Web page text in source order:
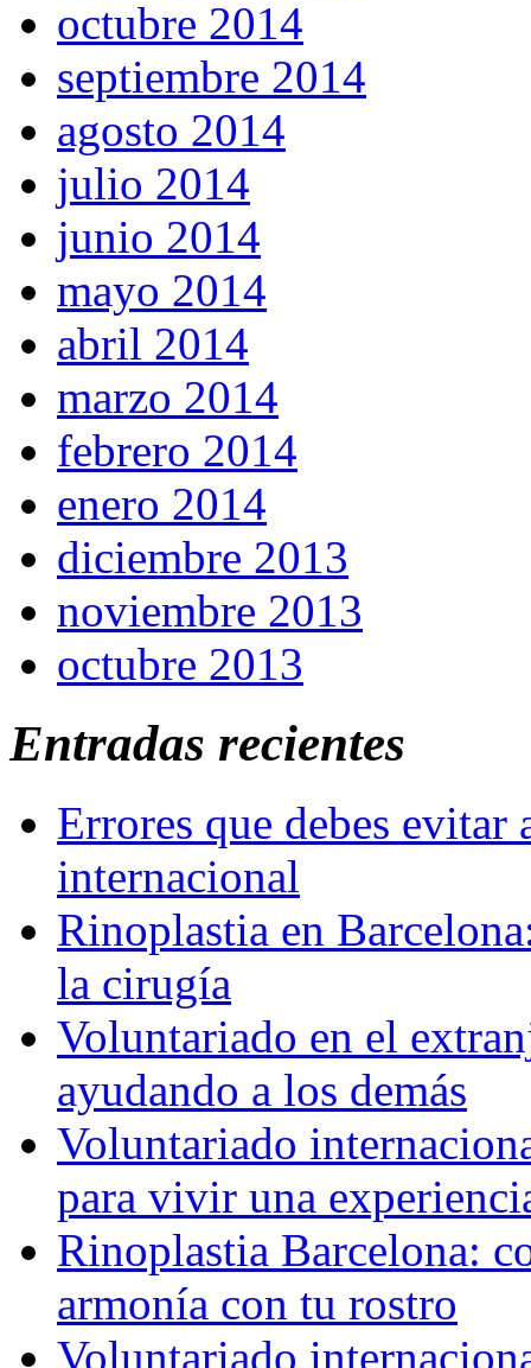
octubre 2014
septiembre 2014
agosto 2014
julio 2014
junio 2014
mayo 2014
abril 2014
marzo 2014
febrero 2014
enero 2014
diciembre 2013
noviembre 2013
octubre 2013
Entradas recientes
Errores que debes
internacional
Rinoplastia en
la cirugía
Voluntariado en el
ayudando a los demás
Voluntariado
para vivir una
Rinoplastia Barcelona:
armonía con tu rostro
Voluntariado